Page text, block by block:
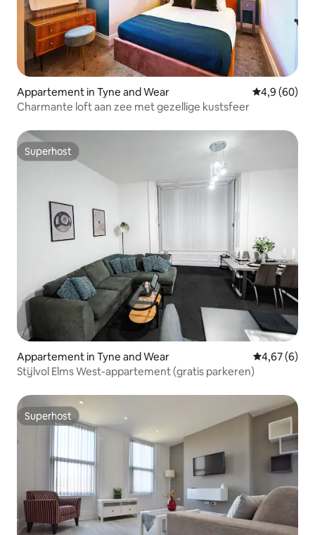
Appartement in Tyne and Wear Gemiddelde
4,9 (60)
Charmante loft aan zee met gezellige kustsfeer
Superhost
Superhost
Appartement in Tyne and Wear Gemiddelde
4,67 (6)
Stijlvol Elms West-appartement (gratis parkeren)
Superhost
Superhost